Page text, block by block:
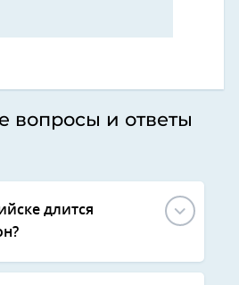
вопросы и ответы
длится